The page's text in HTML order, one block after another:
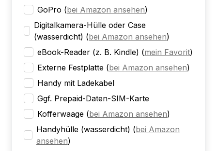
GoPro (bei Amazon ansehen)
Digitalkamera-Hülle oder Case
(wasserdicht) (bei Amazon ansehen)
eBook-Reader (z. B. Kindle) (mein Favorit)
Externe Festplatte (bei Amazon ansehen)
Handy mit Ladekabel
Ggf. Prepaid-Daten-SIM-Karte
Kofferwaage (bei Amazon ansehen)
Handyhülle (wasserdicht) (bei Amazon
ansehen)